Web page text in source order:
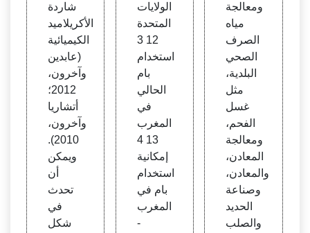
شاردة
الأكريلاميد
الكيميائية
(عابدين
وآخرون،
2012؛
أتشاريا
وآخرون،
2010).
ويمكن
أن
تحدث
في
شكل
الولايات
المتحدة
12 3
استخدام
بام
الحالي
في
المغرب
13 4
إمكانية
استخدام
بام في
المغرب
-
ومعالجة
مياه
الصرف
الصحي
البلدية،
مثل
غسل
الفحم،
ومعالجة
المعادن،
والمعادن،
وصناعة
الحديد
والصلب